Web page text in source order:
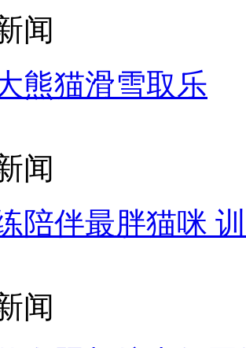
闻
熊猫滑雪取乐
闻
陪伴最胖猫咪
闻